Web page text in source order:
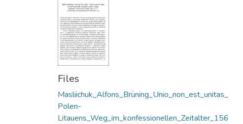
Files
Masliichuk_Alfons_Brüning_Unio_non_est_unitas_
Polen-
Litauens_Weg_im_konfessionellen_Zeitalter_156